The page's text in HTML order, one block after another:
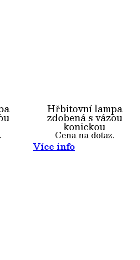
Hřbitovní lampa
zdobená s vázou
konickou
Cena na dotaz.
Více info